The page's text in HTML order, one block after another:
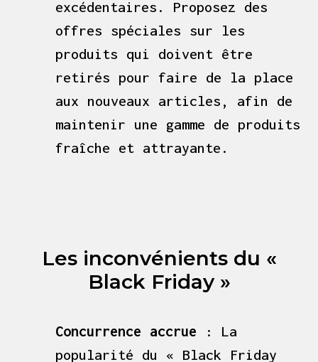
excédentaires. Proposez des
offres spéciales sur les
produits qui doivent être
retirés pour faire de la place
aux nouveaux articles, afin de
maintenir une gamme de produits
fraîche et attrayante.
Les inconvénients du «
Black Friday »
Concurrence accrue : La
popularité du « Black Friday